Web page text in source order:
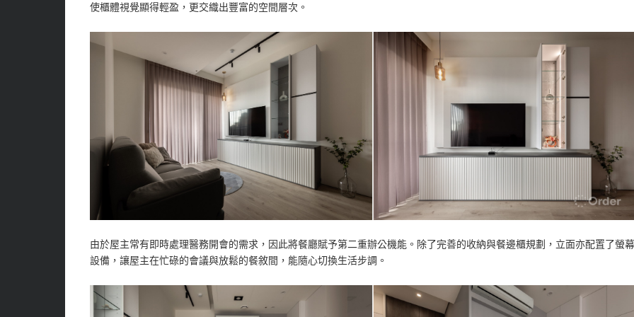
使櫃體視覺顯得輕盈，更交織出豐富的空間層次。
由於屋主常有即時處理醫務開會的需求，因此將餐廳賦予第二重辦公機能。除了完善的收納與餐邊櫃規劃，立面亦配置了螢
設備，讓屋主在忙碌的會議與放鬆的餐敘間，能隨心切換生活步調。